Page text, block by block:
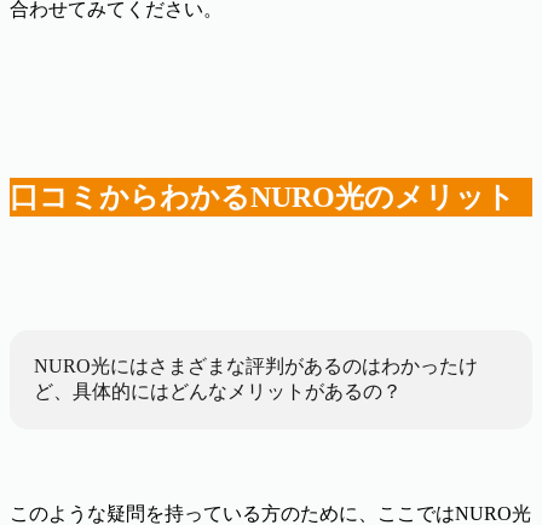
合わせてみてください。
口コミからわかるNURO光のメリット
NURO光にはさまざまな評判があるのはわかったけ
ど、具体的にはどんなメリットがあるの？
このような疑問を持っている方のために、ここではNURO光